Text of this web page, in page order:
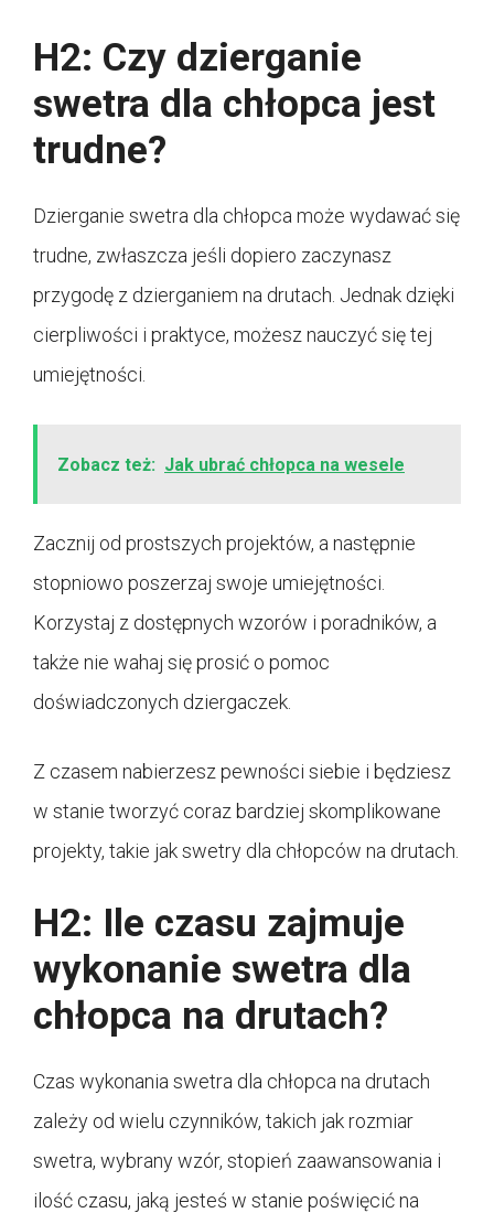
H2: Czy dzierganie
swetra dla chłopca jest
trudne?
Dzierganie swetra dla chłopca może wydawać się
trudne, zwłaszcza jeśli dopiero zaczynasz
przygodę z dzierganiem na drutach. Jednak dzięki
cierpliwości i praktyce, możesz nauczyć się tej
umiejętności.
Zobacz też: Jak ubrać chłopca na wesele
Zacznij od prostszych projektów, a następnie
stopniowo poszerzaj swoje umiejętności.
Korzystaj z dostępnych wzorów i poradników, a
także nie wahaj się prosić o pomoc
doświadczonych dziergaczek.
Z czasem nabierzesz pewności siebie i będziesz
w stanie tworzyć coraz bardziej skomplikowane
projekty, takie jak swetry dla chłopców na drutach.
H2: Ile czasu zajmuje
wykonanie swetra dla
chłopca na drutach?
Czas wykonania swetra dla chłopca na drutach
zależy od wielu czynników, takich jak rozmiar
swetra, wybrany wzór, stopień zaawansowania i
ilość czasu, jaką jesteś w stanie poświęcić na